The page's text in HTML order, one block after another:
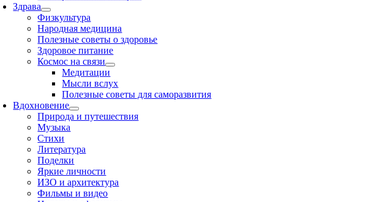
Здрава
Физкультура
Народная медицина
Полезные советы о здоровье
Здоровое питание
Космос на связи
Медитации
Мысли вслух
Полезные советы для саморазвития
Вдохновение
Природа и путешествия
Музыка
Стихи
Литература
Поделки
Яркие личности
ИЗО и архитектура
Фильмы и видео